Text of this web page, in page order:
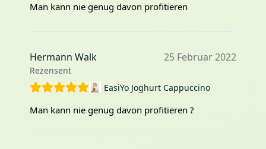
Man kann nie genug davon profitieren
Hermann Walk
Rezensent
25 Februar 2022
EasiYo Joghurt Cappuccino
Man kann nie genug davon profitieren ?